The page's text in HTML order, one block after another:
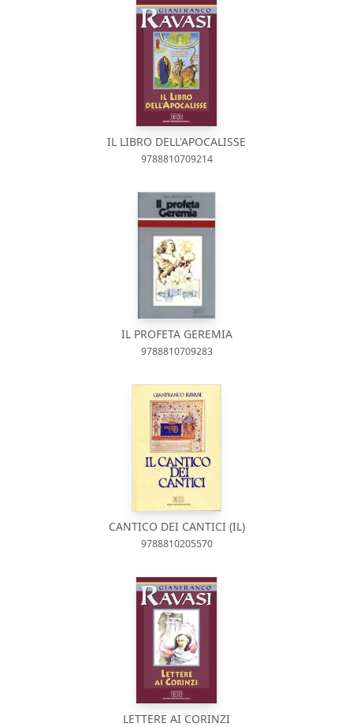
IL LIBRO DELL'APOCALISSE
9788810709214
IL PROFETA GEREMIA
9788810709283
CANTICO DEI CANTICI (IL)
9788810205570
LETTERE AI CORINZI